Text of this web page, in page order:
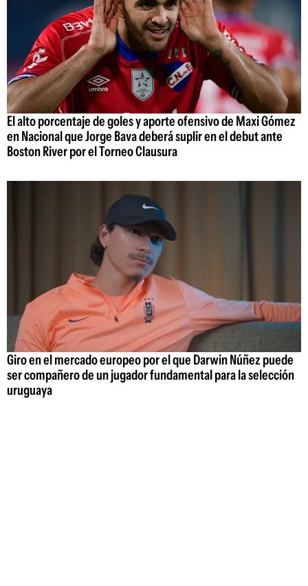
El alto porcentaje de goles y aporte ofensivo de Maxi Gómez
en Nacional que Jorge Bava deberá suplir en el debut ante
Boston River por el Torneo Clausura
Giro en el mercado europeo por el que Darwin Núñez puede
ser compañero de un jugador fundamental para la selección
uruguaya